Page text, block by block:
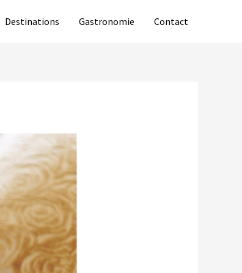
Destinations Gastronomie Contact